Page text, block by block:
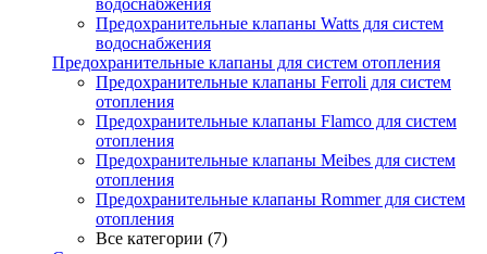
водоснабжения
Предохранительные клапаны Watts для систем
водоснабжения
Предохранительные клапаны для систем отопления
Предохранительные клапаны Ferroli для систем
отопления
Предохранительные клапаны Flamco для систем
отопления
Предохранительные клапаны Meibes для систем
отопления
Предохранительные клапаны Rommer для систем
отопления
Все категории (7)